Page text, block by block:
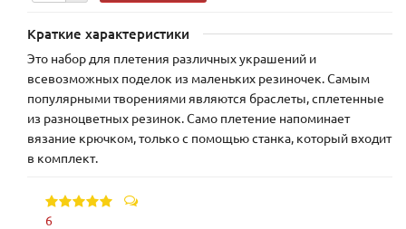
Краткие характеристики
Это набор для плетения различных украшений и
всевозможных поделок из маленьких резиночек. Самым
популярными творениями являются браслеты, сплетенные
из разноцветных резинок. Само плетение напоминает
вязание крючком, только с помощью станка, который входит
в комплект.
6